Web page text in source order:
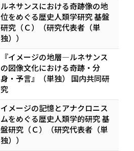
ルネサンスにおける奇跡像の地
位をめぐる歴史人類学研究 基盤
研究（Ｃ）（研究代表者（単
独））
『イメージの地層―ルネサンス
の図像文化における奇跡・分
身・予言』（単独） 国内共同研
究
イメージの記憶とアナクロニス
ムをめぐる歴史人類学的研究 基
盤研究（Ｃ）（研究代表者（単
独））